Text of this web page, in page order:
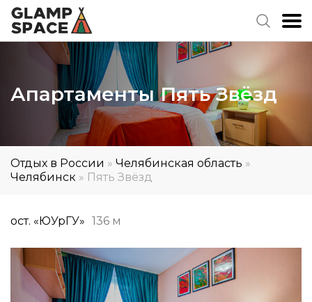
Апартаменты Пять Звёзд
Отдых в России » Челябинская область »
Челябинск » Пять Звёзд
ост. «ЮУрГУ» 136 м